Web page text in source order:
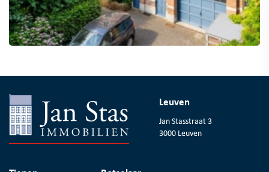
Leuven
Jan Stasstraat 3
3000 Leuven